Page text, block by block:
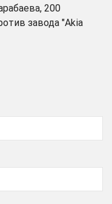
200
завода "Akia